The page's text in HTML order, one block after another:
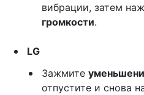
вибрации, затем
громкости.
LG
Зажмите
отпустите и снова